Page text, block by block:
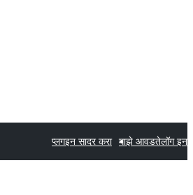
प्लगइन सादर करा माझे आवडतेलॉग इन